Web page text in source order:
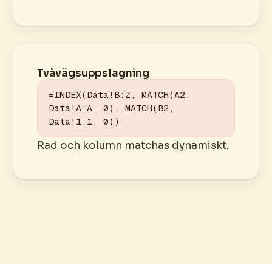
Tvåvägsuppslagning
=INDEX(Data!B:Z, MATCH(A2,
Data!A:A, 0), MATCH(B2,
Data!1:1, 0))
Rad och kolumn matchas dynamiskt.